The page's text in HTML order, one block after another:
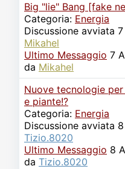
Big "lie" Bang [fake
Categoria: Energia
Discussione avviata
Mikahel
Ultimo Messaggio 7
da Mikahel
Nuove tecnologie
e piante!?
Categoria: Energia
Discussione avviata
Tizio.8020
Ultimo Messaggio 8
da Tizio.8020